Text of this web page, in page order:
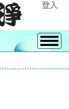
登入